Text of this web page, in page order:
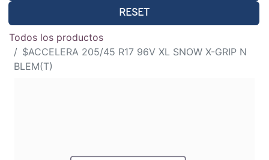
RESET
Todos los productos
$ACCELERA 205/45 R17 96V XL SNOW X-GRIP N
BLEM(T)